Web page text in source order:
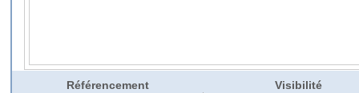
Référencement Visibilité